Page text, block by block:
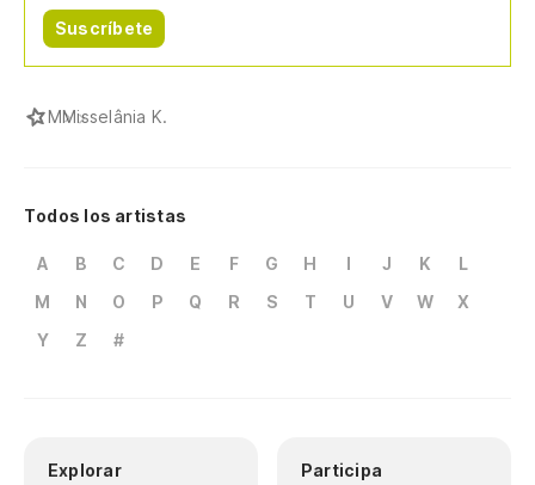
Suscríbete
MMisselânia K.
Todos los artistas
A B C D E F G H I J K
L
M
N O P Q R S T U V W
X
Y
Z #
Explorar Participa